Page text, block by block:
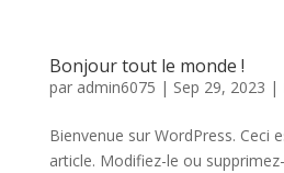
Bonjour tout le monde !
par admin6075 | Sep 29, 2023 |
Bienvenue sur WordPress. Ceci
article. Modifiez-le ou